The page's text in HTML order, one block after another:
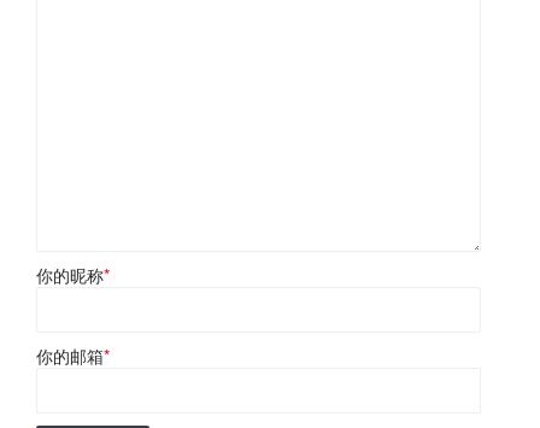
你的昵称*
你的邮箱*